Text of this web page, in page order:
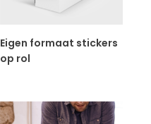
Eigen formaat stickers
op rol